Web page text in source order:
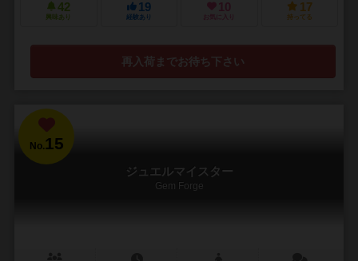
42
興味あり
19
経験あり
10
お気に入り
17
持ってる
再入荷までお待ち下さい
No.15
ジュエルマイスター
Gem Forge